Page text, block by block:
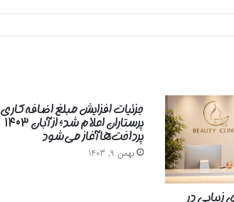
در
جزئیات افزایش مبلغ اضافه‌کاری
پرستاران اعلام شد؛ از آبان ۱۴۰۳
پرداخت‌ها آغاز می‌شود
بهمن 9, 1403